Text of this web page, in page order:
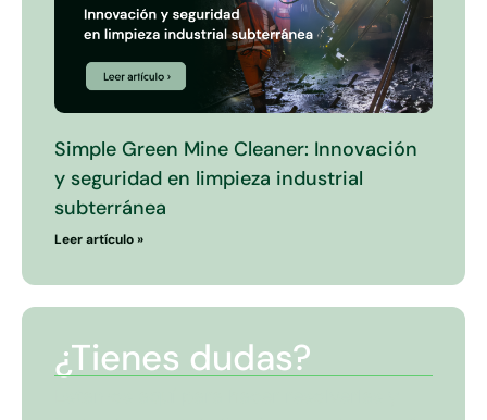
Simple Green Mine Cleaner: Innovación
y seguridad en limpieza industrial
subterránea
Leer artículo »
¿Tienes dudas?